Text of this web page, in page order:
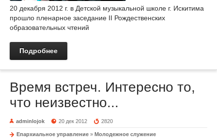
20 декабря 2012 г. в Детской музыкальной школе г. Искитима
прошло пленарное заседание II Рождественских
образовательных чтений
Подробнее
Время встреч. Интересно то,
что неизвестно...
adminlojok 20 дек 2012 2820
Епархиальное управление » Молодежное служение